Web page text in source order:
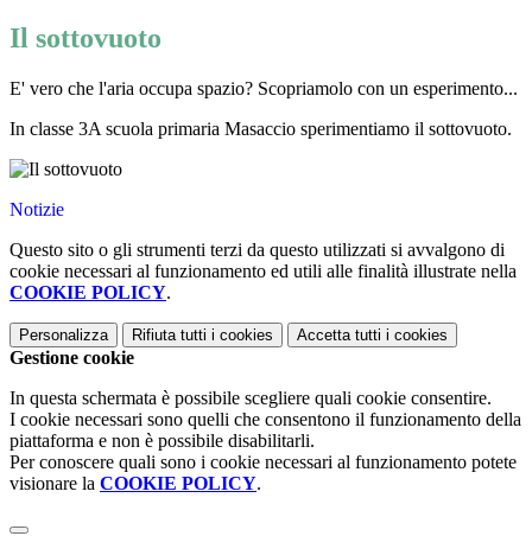
Il sottovuoto
E' vero che l'aria occupa spazio? Scopriamolo con un esperimento...
In classe 3A scuola primaria Masaccio sperimentiamo il sottovuoto.
Notizie
Questo sito o gli strumenti terzi da questo utilizzati si avvalgono di
cookie necessari al funzionamento ed utili alle finalità illustrate nella
COOKIE POLICY.
Personalizza Rifiuta tutti i cookies Accetta tutti i cookies
Gestione cookie
In questa schermata è possibile scegliere quali cookie consentire.
I cookie necessari sono quelli che consentono il funzionamento della
piattaforma e non è possibile disabilitarli.
Per conoscere quali sono i cookie necessari al funzionamento potete
visionare la COOKIE POLICY.